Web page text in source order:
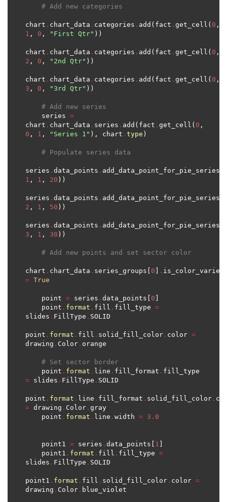
# Add new categories
chart . chart_data . categories . add(fact . get_cell( 0
1 , 0 , "First Qtr"
chart . chart_data . categories . add(fact . get_cell( 0
2 , 0 , "2nd Qtr"
chart . chart_data . categories . add(fact . get_cell( 0
3 , 0 , "3rd Qtr"
# Add new series
    series
=
chart . chart_data . series . add(fact . get_cell( 0
0 , 1 , "Series 1" ), chart . type
# Populate series data
series . data_points .
1 , 1 , 20
series . data_points .
2 , 1 , 50
series . data_points .
3 , 1 , 30
# Add new points and set sector color
chart . chart_data . series_groups[ 0 .
= True
    point
= series . data_points[ 0
    point
. format . fill . fill_type =
slides . FillType .
point . format . fill . solid_fill_color . color =
drawing . Color .
# Set sector border
    point
. format . line . fill_format .
= slides . FillType .
point . format . line . fill_format . solid_fill_color .
= drawing . Color .
    point
. format . line . width = 3.0
    point1
= series . data_points[ 1
    point1
. format . fill . fill_type =
slides . FillType .
point1 . format . fill . solid_fill_color . color =
drawing . Color .